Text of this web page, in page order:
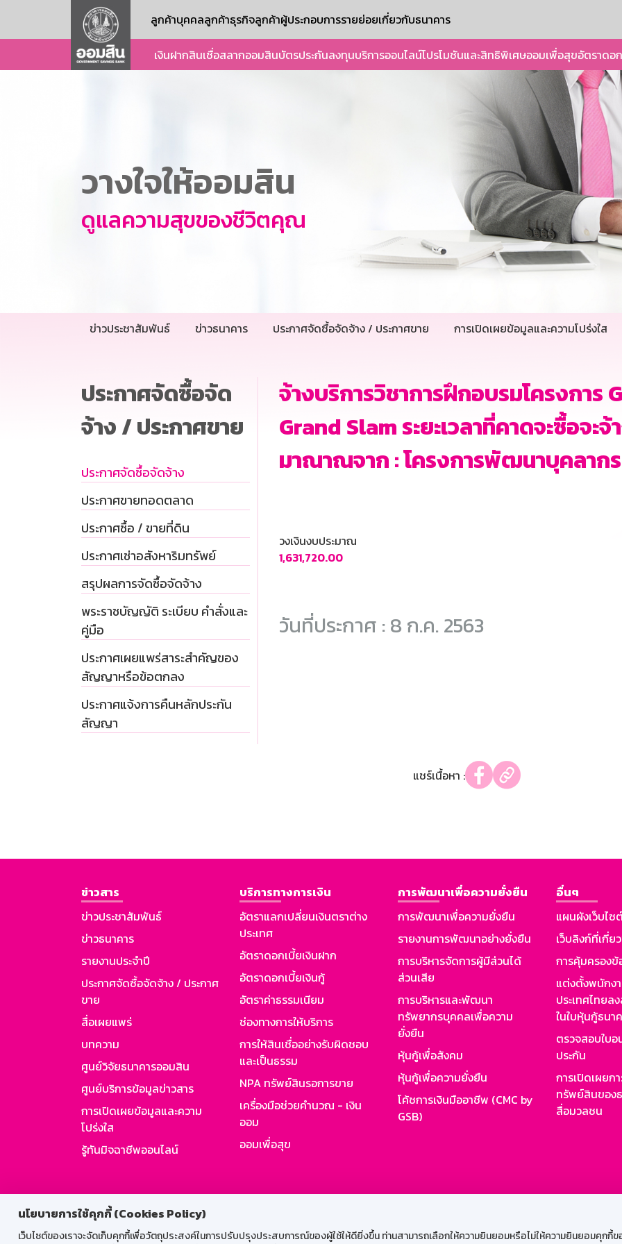
นโยบายการใช้คุกกี้ (Cookies Policy)
เว็บไซต์ของเราจะจัดเก็บคุกกี้เพื่อวัตถุประสงค์ในการปรับปรุงประสบการณ์ของผู้ใช้ให้ดียิ่งขึ้น ท่านสามารถเลือกให้ความยินยอมหรือไม่ให้ความยินยอมคุกกี้ข
ลูกค้าบุคคลลูกค้าธุรกิจลูกค้าผู้ประกอบการรายย่อยเกี่ยวกับธนาคาร
เงินฝากสินเชื่อสลากออมสินบัตรประกันลงทุนบริการออนไลน์โปรโมชันและสิทธิพิเศษออมเพื่อสุขอัตราดอ
วางใจให้ออมสิน
ดูแลความสุขของชีวิตคุณ
ข่าวประชาสัมพันธ์ ข่าวธนาคาร ประกาศจัดซื้อจัดจ้าง / ประกาศขาย การเปิดเผยข้อมูลและความโปร่งใส
ประกาศจัดซื้อจัด
จ้าง / ประกาศขาย
ประกาศจัดซื้อจัดจ้าง
ประกาศขายทอดตลาด
ประกาศซื้อ / ขายที่ดิน
ประกาศเช่าอสังหาริมทรัพย์
สรุปผลการจัดซื้อจัดจ้าง
พระราชบัญญัติ ระเบียบ คำสั่งและ
คู่มือ
ประกาศเผยแพร่สาระสำคัญของ
สัญญาหรือข้อตกลง
ประกาศแจ้งการคืนหลักประกัน
สัญญา
จ้างบริการวิชาการฝึกอบรมโครงกา
Grand Slam ระยะเวลาที่คาดจะซื้อจะ
มาณาณจาก : โครงการพัฒนาบุคลากร
วงเงินงบประมาณ
1,631,720.00
วันที่ประกาศ : 8 ก.ค. 2563
แชร์เนื้อหา :
ข่าวสาร
ข่าวประชาสัมพันธ์
ข่าวธนาคาร
รายงานประจำปี
ประกาศจัดซื้อจัดจ้าง / ประกาศ
ขาย
สื่อเผยแพร่
บทความ
ศูนย์วิจัยธนาคารออมสิน
ศูนย์บริการข้อมูลข่าวสาร
การเปิดเผยข้อมูลและความ
โปร่งใส
รู้ทันมิจฉาชีพออนไลน์
บริการทางการเงิน
อัตราแลกเปลี่ยนเงินตราต่าง
ประเทศ
อัตราดอกเบี้ยเงินฝาก
อัตราดอกเบี้ยเงินกู้
อัตราค่าธรรมเนียม
ช่องทางการให้บริการ
การให้สินเชื่ออย่างรับผิดชอบ
และเป็นธรรม
NPA ทรัพย์สินรอการขาย
เครื่องมือช่วยคำนวณ - เงิน
ออม
ออมเพื่อสุข
การพัฒนาเพื่อความยั่งยืน
การพัฒนาเพื่อความยั่งยืน
รายงานการพัฒนาอย่างยั่งยืน
การบริหารจัดการผู้มีส่วนได้
ส่วนเสีย
การบริหารและพัฒนา
ทรัพยากรบุคคลเพื่อความ
ยั่งยืน
หุ้นกู้เพื่อสังคม
หุ้นกู้เพื่อความยั่งยืน
โค้ชการเงินมืออาชีพ (CMC by
GSB)
อื่นๆ
แผนผังเว็บไซ
เว็บลิงก์ที่เกี่ย
การคุ้มครอง
แต่งตั้งพนักง
ประเทศไทยล
ในใบหุ้นกู้ธนา
ตรวจสอบใบ
ประกัน
การเปิดเผยก
ทรัพย์สินของ
สื่อมวลชน